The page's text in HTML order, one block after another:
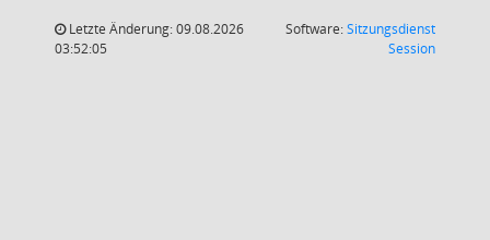
Letzte Änderung: 09.08.2026
03:52:05
Software:Sitzungsdienst
Session(Wird in